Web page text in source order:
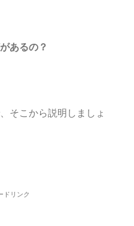
あるの？
そこから説明しましょ
ドリンク